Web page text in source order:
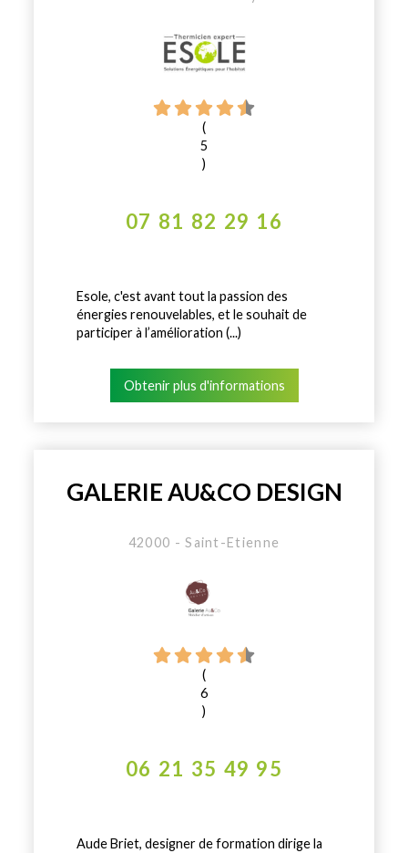
(
5
)
07 81 82 29 16
Esole, c'est avant tout la passion des
énergies renouvelables, et le souhait de
participer à l’amélioration (...)
Obtenir plus d'informations
GALERIE AU&CO DESIGN
42000 - Saint-Etienne
(
6
)
06 21 35 49 95
Aude Briet, designer de formation dirige la